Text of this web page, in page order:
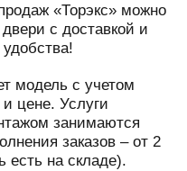
«Торэкс» можно
с доставкой и
модель с учетом
цене. Услуги
занимаются
заказов – от 2
есть на складе).